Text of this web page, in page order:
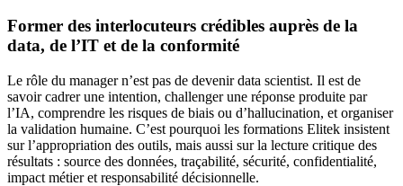
Former des interlocuteurs crédibles auprès de la
data, de l’IT et de la conformité
Le rôle du manager n’est pas de devenir data scientist. Il est de
savoir cadrer une intention, challenger une réponse produite par
l’IA, comprendre les risques de biais ou d’hallucination, et organiser
la validation humaine. C’est pourquoi les formations Elitek insistent
sur l’appropriation des outils, mais aussi sur la lecture critique des
résultats : source des données, traçabilité, sécurité, confidentialité,
impact métier et responsabilité décisionnelle.